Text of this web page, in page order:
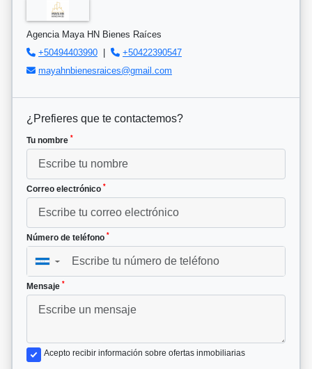
Agencia Maya HN Bienes Raíces
+50494403990 |
+50422390547
mayahnbienesraices@gmail.com
¿Prefieres que te contactemos?
Tu nombre *
Correo electrónico *
Número de teléfono *
▼
Mensaje *
Acepto recibir información sobre ofertas inmobiliarias